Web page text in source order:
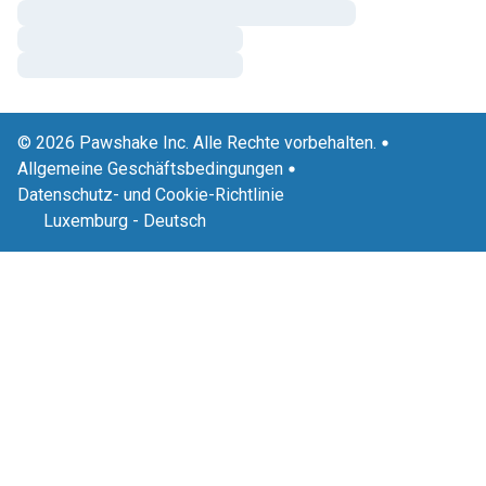
© 2026 Pawshake Inc. Alle Rechte vorbehalten.
Allgemeine Geschäftsbedingungen
Datenschutz- und Cookie-Richtlinie
Luxemburg - Deutsch